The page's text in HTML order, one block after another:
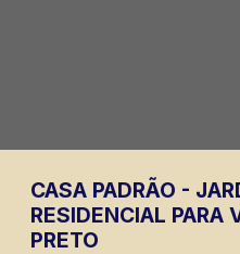
CASA PADRÃO -
RESIDENCIAL PARA
PRETO